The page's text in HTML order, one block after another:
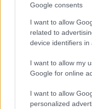
Google consents
I want to allow
related to
device identifiers in
I want to allow my
Google for online
I want to allow
personalized